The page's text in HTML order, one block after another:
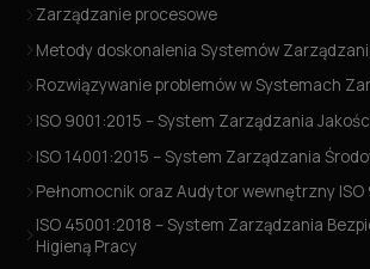
Zarządzanie procesowe
Metody doskonalenia Systemów
Rozwiązywanie problemów w Systemach
ISO 9001:2015 – System Zarządzania
ISO 14001:2015 – System Zarządzania
Pełnomocnik oraz Audytor wewnętrzny ISO
ISO 45001:2018 – System Zarządzania
Higieną Pracy